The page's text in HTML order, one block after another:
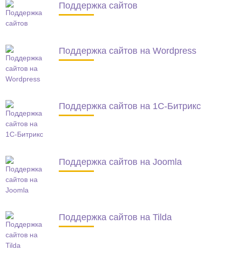
Поддержка сайтов
Поддержка сайтов на Wordpress
Поддержка сайтов на 1С-Битрикс
Поддержка сайтов на Joomla
Поддержка сайтов на Tilda